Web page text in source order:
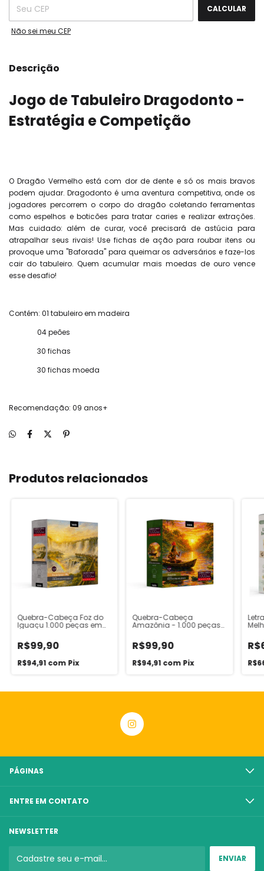
CALCULAR
Não sei meu CEP
Descrição
Jogo de Tabuleiro Dragodonto -
Estratégia e Competição
O Dragão Vermelho está com dor de dente e só os mais bravos
podem ajudar. Dragodonto é uma aventura competitiva, onde os
jogadores percorrem o corpo do dragão coletando ferramentas
como espelhos e boticões para tratar caries e realizar extrações.
Mas cuidado: além de curar, você precisará de astúcia para
atrapalhar seus rivais! Use fichas de ação para roubar itens ou
provoque uma "Baforada" para queimar os adversários e faze-los
cair do tabuleiro. Quem acumular mais moedas de ouro vence
esse desafio!
Contém: 01 tabuleiro em madeira
04 peões
30 fichas
30 fichas moeda
Recomendação: 09 anos+
Produtos relacionados
Quebra-Cabeça Foz do
Iguaçu 1.000 peças em
R$99,90
R$94,91 com Pix
Quebra-Cabeça
Amazônia - 1.000 peças
Kidults
R$99,90
R$94,91 com Pix
PÁGINAS
ENTRE EM CONTATO
NEWSLETTER